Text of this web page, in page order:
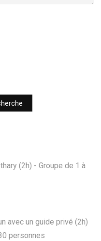
(2h) - Groupe de 1 à
avec un guide privé (2h)
personnes